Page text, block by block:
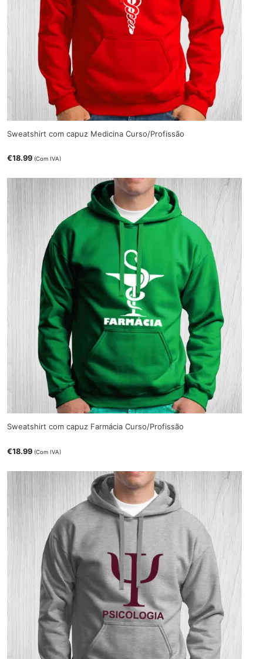
Sweatshirt com capuz Medicina Curso/Profissão
€18.99 (Com IVA)
Sweatshirt com capuz Farmácia Curso/Profissão
€18.99 (Com IVA)